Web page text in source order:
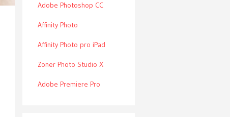
Adobe Photoshop CC
Affinity Photo
Affinity Photo pro iPad
Zoner Photo Studio X
Adobe Premiere Pro